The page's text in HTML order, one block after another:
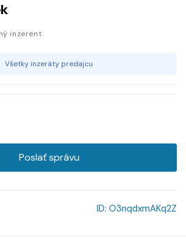
inzerent
Všetky inzeráty predajcu
Poslať správu
ID: O3nqdxmAKq2Z